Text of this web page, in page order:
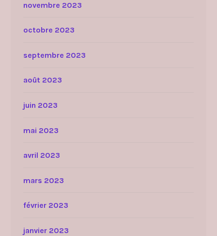
novembre 2023
octobre 2023
septembre 2023
août 2023
juin 2023
mai 2023
avril 2023
mars 2023
février 2023
janvier 2023